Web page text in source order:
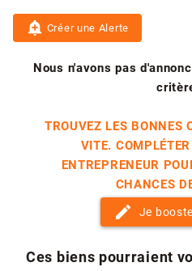
add_alert Créer une Alerte
Nous n'avons pas
TROUVEZ LES BONNES
VITE.
ENTREPRENEUR
CHANCES
edit Je
Ces biens pourraient